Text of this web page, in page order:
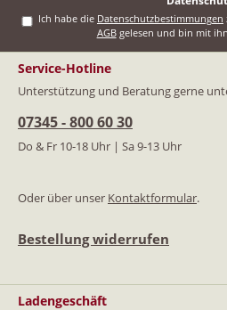
Ich habe die Datenschutzbestimmungen
AGBgelesen und bin mit
Service-Hotline
Unterstützung und Beratung gerne
07345 - 800 60 30
Do & Fr 10-18 Uhr | Sa 9-13 Uhr
Oder über unser Kontaktformular.
Bestellung widerrufen
Ladengeschäft